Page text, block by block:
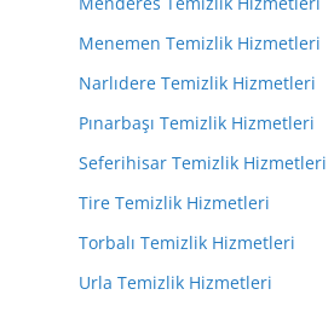
Menemen Temizlik Hizmetleri
Narlıdere Temizlik Hizmetleri
Pınarbaşı Temizlik Hizmetleri
Seferihisar Temizlik Hizmetleri
Tire Temizlik Hizmetleri
Torbalı Temizlik Hizmetleri
Urla Temizlik Hizmetleri